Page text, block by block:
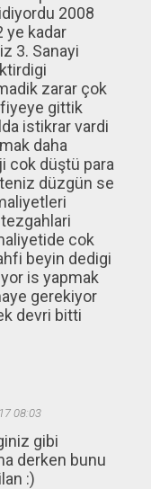
2008
ye kadar
3. Sanayi
zarar çok
gittik
istikrar vardi
daha
cok düştü para
düzgün se
cok
beyin dedigi
is yapmak
gerekiyor
devri bitti
08:03
gibi
derken bunu
:)